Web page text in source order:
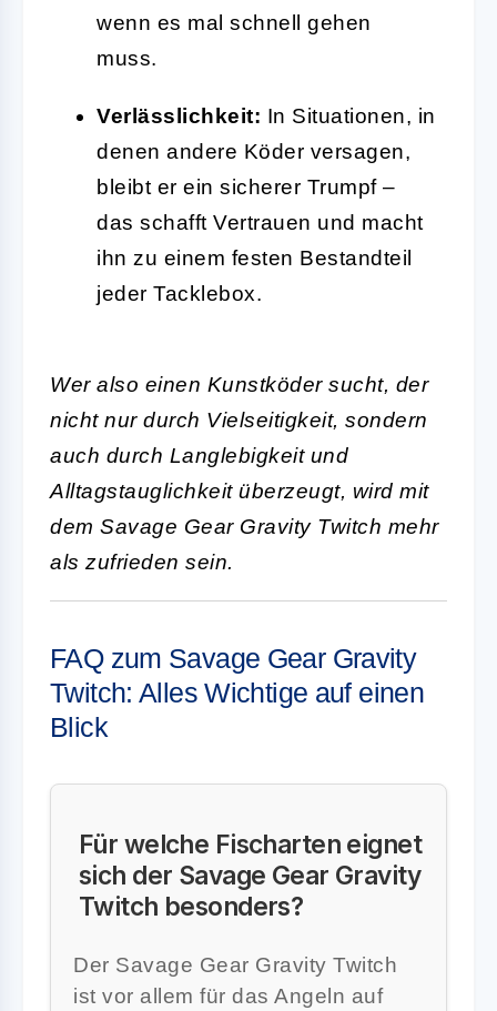
wenn es mal schnell gehen
muss.
Verlässlichkeit: In Situationen, in
denen andere Köder versagen,
bleibt er ein sicherer Trumpf –
das schafft Vertrauen und macht
ihn zu einem festen Bestandteil
jeder Tacklebox.
Wer also einen Kunstköder sucht, der
nicht nur durch Vielseitigkeit, sondern
auch durch Langlebigkeit und
Alltagstauglichkeit überzeugt, wird mit
dem Savage Gear Gravity Twitch mehr
als zufrieden sein.
FAQ zum Savage Gear Gravity
Twitch: Alles Wichtige auf einen
Blick
Für welche Fischarten eignet
sich der Savage Gear Gravity
Twitch besonders?
Der Savage Gear Gravity Twitch
ist vor allem für das Angeln auf